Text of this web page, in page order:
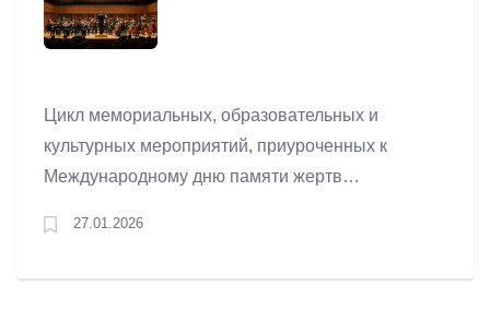
Цикл мемориальных, образовательных и
культурных мероприятий, приуроченных к
Международному дню памяти жертв
27 января по 8 февраля. Региональная
27.01.2026